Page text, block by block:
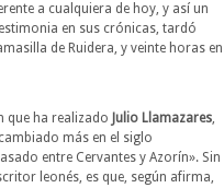
a cualquiera de hoy, y así un
en sus crónicas, tardó
de Ruidera, y veinte horas en
que ha realizado Julio Llamazares,
más en el siglo
entre Cervantes y Azorín». Sin
leonés, es que, según afirma,